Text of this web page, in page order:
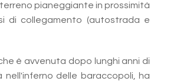
pianeggiante in prossimità
di collegamento (autostrada e
è avvenuta dopo lunghi anni di
nell'inferno delle baraccopoli, ha